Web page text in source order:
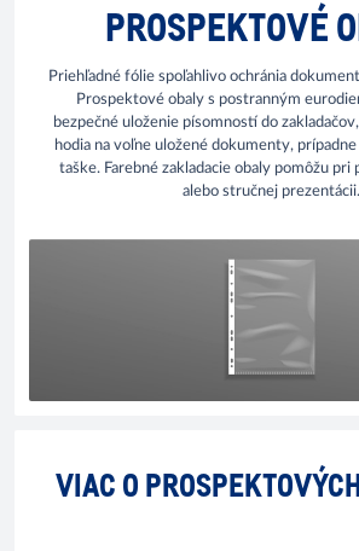
PROSPEKTOVÉ
Priehľadné fólie spoľahlivo ochránia
Prospektové obaly s postranným
bezpečné uloženie písomností do
hodia na voľne uložené dokumenty,
taške. Farebné zakladacie obaly pomôžu
alebo stručnej prezentácii.
VIAC O